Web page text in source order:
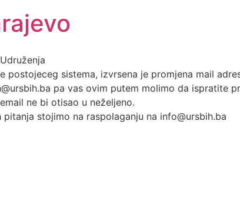
postojeceg sistema, izvrsena je promjena mail
pa vas ovim putem molimo da ispratite
ne bi otisao u neželjeno.
stojimo na raspolaganju na info@ursbih.ba